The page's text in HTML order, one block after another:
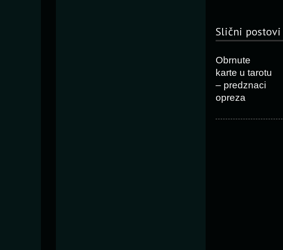
Slični postovi
Obrnute
karte u tarotu
– predznaci
opreza